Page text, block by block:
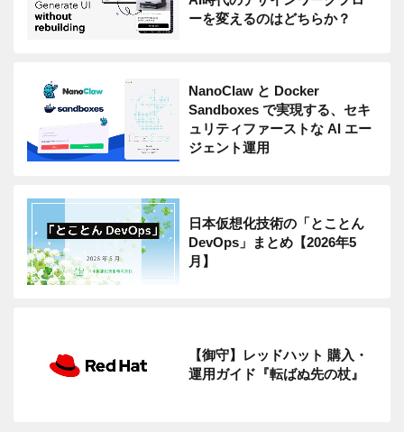
ーを変えるのはどちらか？
NanoClaw と Docker
Sandboxes で実現する、セキ
ュリティファーストな AI エー
ジェント運用
日本仮想化技術の「とことん
DevOps」まとめ【2026年5
月】
【御守】レッドハット 購入・
運用ガイド『転ばぬ先の杖』